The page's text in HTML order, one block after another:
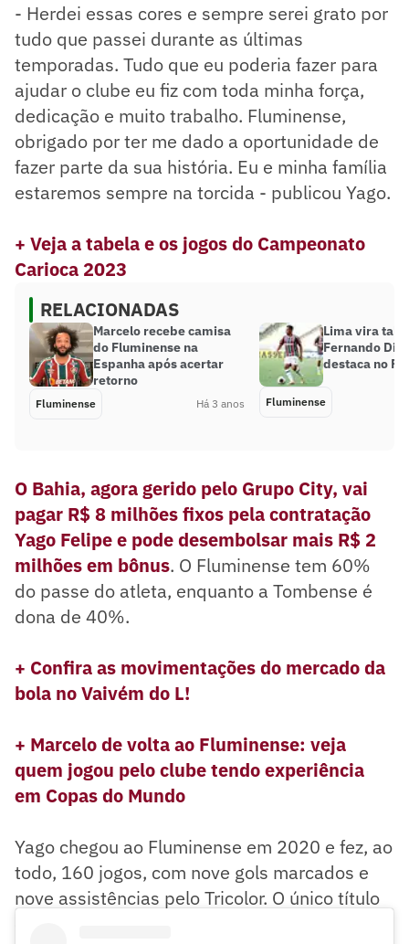
- Herdei essas cores e sempre serei grato por
tudo que passei durante as últimas
temporadas. Tudo que eu poderia fazer para
ajudar o clube eu fiz com toda minha força,
dedicação e muito trabalho. Fluminense,
obrigado por ter me dado a oportunidade de
fazer parte da sua história. Eu e minha família
estaremos sempre na torcida - publicou Yago.
+ Veja a tabela e os jogos do Campeonato
Carioca 2023
RELACIONADAS
Marcelo recebe camisa
do Fluminense na
Espanha após acertar
retorno
Fluminense Há 3 anos
Lima vira
Fernando
destaca no
Fluminense
O Bahia, agora gerido pelo Grupo City, vai
pagar R$ 8 milhões fixos pela contratação
Yago Felipe e pode desembolsar mais R$ 2
milhões em bônus. O Fluminense tem 60%
do passe do atleta, enquanto a Tombense é
dona de 40%.
+ Confira as movimentações do mercado da
bola no Vaivém do L!
+ Marcelo de volta ao Fluminense: veja
quem jogou pelo clube tendo experiência
em Copas do Mundo
Yago chegou ao Fluminense em 2020 e fez, ao
todo, 160 jogos, com nove gols marcados e
nove assistências pelo Tricolor. O único título